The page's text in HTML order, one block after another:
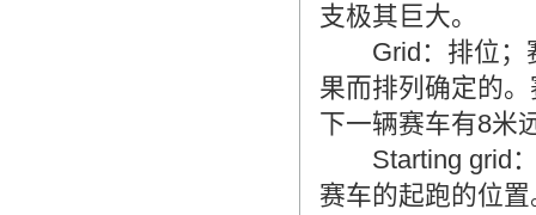
支极其巨大。
Grid：排位；赛
果而排列确定的
下一辆赛车有8米
Starting grid：
赛车的起跑的位置